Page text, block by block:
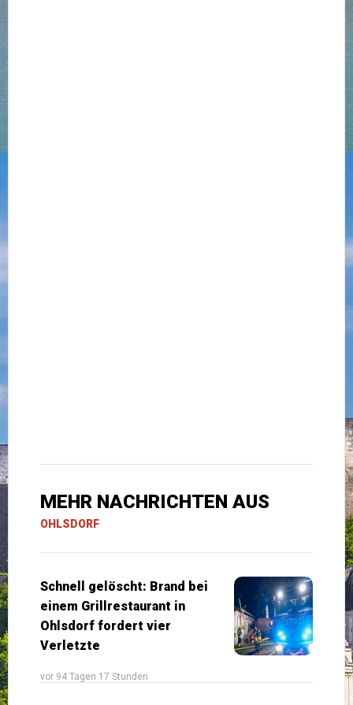
MEHR NACHRICHTEN AUS
OHLSDORF
Schnell gelöscht: Brand bei
einem Grillrestaurant in
Ohlsdorf fordert vier
Verletzte
vor 94 Tagen 17 Stunden